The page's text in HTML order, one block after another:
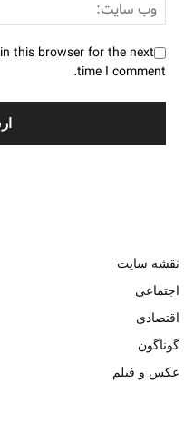
this browser for the next
time I comment.
نقشه سایت
اجتماعی
اقتصادی
گوناگون
عکس و فیلم